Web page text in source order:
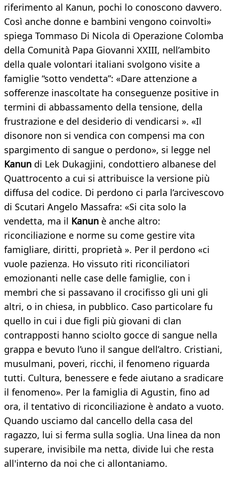
riferimento al Kanun, pochi lo conoscono davvero.
Così anche donne e bambini vengono coinvolti»
spiega Tommaso Di Nicola di Operazione Colomba
della Comunità Papa Giovanni XXIII, nell’ambito
della quale volontari italiani svolgono visite a
famiglie “sotto vendetta”: «Dare attenzione a
sofferenze inascoltate ha conseguenze positive in
termini di abbassamento della tensione, della
frustrazione e del desiderio di vendicarsi ». «Il
disonore non si vendica con compensi ma con
spargimento di sangue o perdono», si legge nel
Kanun di Lek Dukagjini, condottiero albanese del
Quattrocento a cui si attribuisce la versione più
diffusa del codice. Di perdono ci parla l’arcivescovo
di Scutari Angelo Massafra: «Si cita solo la
vendetta, ma il Kanun è anche altro:
riconciliazione e norme su come gestire vita
famigliare, diritti, proprietà ». Per il perdono «ci
vuole pazienza. Ho vissuto riti riconciliatori
emozionanti nelle case delle famiglie, con i
membri che si passavano il crocifisso gli uni gli
altri, o in chiesa, in pubblico. Caso particolare fu
quello in cui i due figli più giovani di clan
contrapposti hanno sciolto gocce di sangue nella
grappa e bevuto l’uno il sangue dell’altro. Cristiani,
musulmani, poveri, ricchi, il fenomeno riguarda
tutti. Cultura, benessere e fede aiutano a sradicare
il fenomeno». Per la famiglia di Agustin, fino ad
ora, il tentativo di riconciliazione è andato a vuoto.
Quando usciamo dal cancello della casa del
ragazzo, lui si ferma sulla soglia. Una linea da non
superare, invisibile ma netta, divide lui che resta
all'interno da noi che ci allontaniamo.